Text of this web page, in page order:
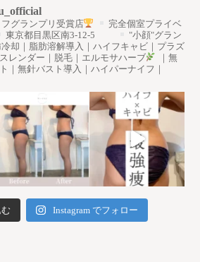
グランプリ受賞店
完全個室プライベ
東京都目黒区南3-12-5
"小顔"グラン
冷却｜脂肪溶解導入｜ハイフキャビ｜プラズ
レンダー｜脱毛｜エルモサハーブ
｜無
｜無針バスト導入｜ハイパーナイフ｜
Instagram でフォロー